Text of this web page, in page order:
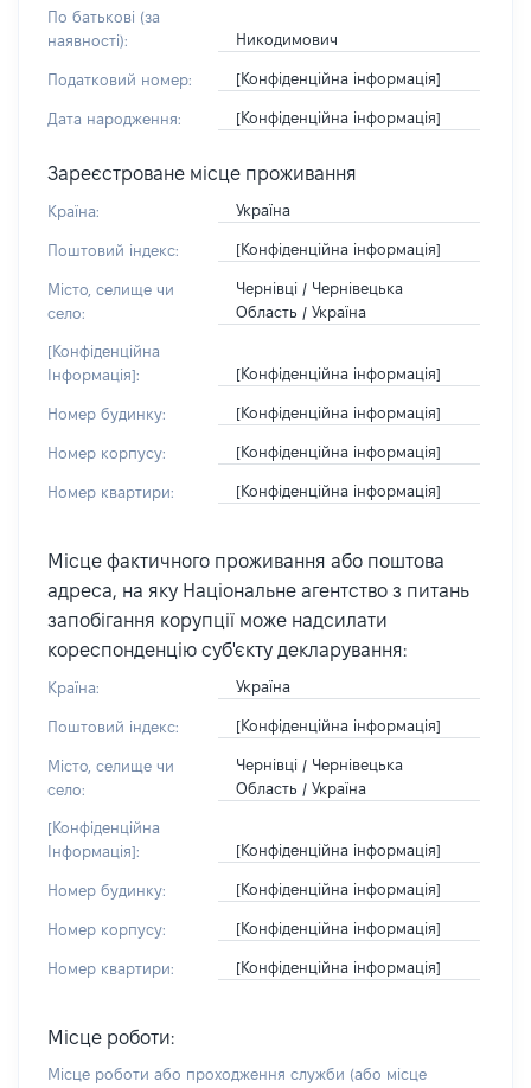
По батькові (за
наявності):
Никодимович
Податковий номер: [Конфіденційна інформація]
Дата народження: [Конфіденційна інформація]
Зареєстроване місце проживання
Країна: Україна
Поштовий індекс: [Конфіденційна інформація]
Місто, селище чи
село:
Чернівці / Чернівецька
Область / Україна
[Конфіденційна
Інформація]:
[Конфіденційна інформація]
Номер будинку: [Конфіденційна інформація]
Номер корпусу: [Конфіденційна інформація]
Номер квартири: [Конфіденційна інформація]
Місце фактичного проживання або поштова
адреса, на яку Національне агентство з питань
запобігання корупції може надсилати
кореспонденцію суб'єкту декларування:
Країна: Україна
Поштовий індекс: [Конфіденційна інформація]
Місто, селище чи
село:
Чернівці / Чернівецька
Область / Україна
[Конфіденційна
Інформація]:
[Конфіденційна інформація]
Номер будинку: [Конфіденційна інформація]
Номер корпусу: [Конфіденційна інформація]
Номер квартири: [Конфіденційна інформація]
Місце роботи:
Місце роботи або проходження служби (або місце